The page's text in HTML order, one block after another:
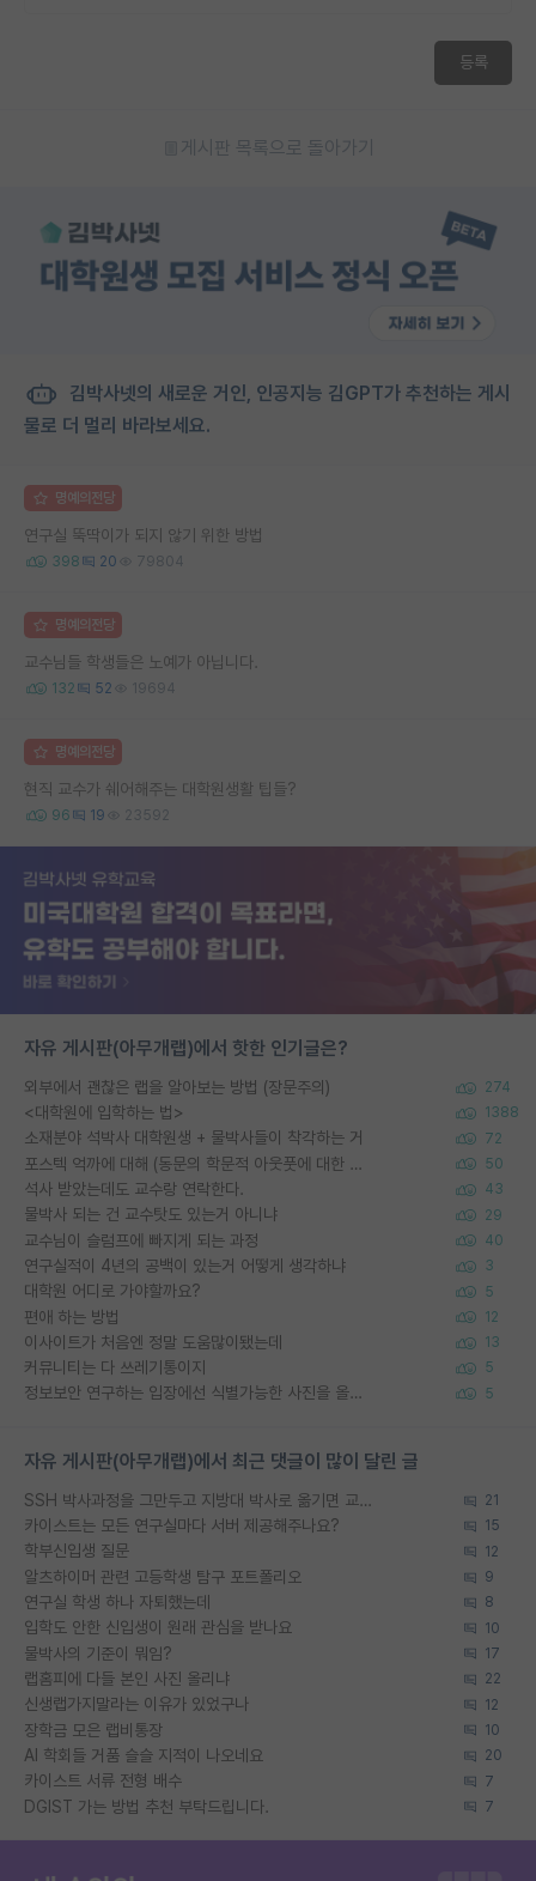
등록
게시판 목록으로 돌아가기
김박사넷의 새로운 거인, 인공지능 김GPT가 추천하는 게시
물로 더 멀리 바라보세요.
명예의전당
연구실 뚝딱이가 되지 않기 위한 방법
398 20 79804
명예의전당
교수님들 학생들은 노예가 아닙니다.
132 52 19694
명예의전당
현직 교수가 쉐어해주는 대학원생활 팁들?
96 19 23592
자유 게시판(아무개랩)에서 핫한 인기글은?
외부에서 괜찮은 랩을 알아보는 방법 (장문주의) 274
<대학원에 입학하는 법> 1388
소재분야 석박사 대학원생 + 물박사들이 착각하는 거 72
포스텍 억까에 대해 (동문의 학문적 아웃풋에 대한 반박) 50
석사 받았는데도 교수랑 연락한다. 43
물박사 되는 건 교수탓도 있는거 아니냐 29
교수님이 슬럼프에 빠지게 되는 과정 40
연구실적이 4년의 공백이 있는거 어떻게 생각하냐 3
대학원 어디로 가야할까요? 5
편애 하는 방법 12
이사이트가 처음엔 정말 도움많이됐는데 13
커뮤니티는 다 쓰레기통이지 5
정보보안 연구하는 입장에선 식별가능한 사진을 올리는건 비추이긴함 5
자유 게시판(아무개랩)에서 최근 댓글이 많이 달린 글
SSH 박사과정을 그만두고 지방대 박사로 옮기면 교수의 꿈은 끝일까요? 21
카이스트는 모든 연구실마다 서버 제공해주나요? 15
학부신입생 질문 12
알츠하이머 관련 고등학생 탐구 포트폴리오 9
연구실 학생 하나 자퇴했는데 8
입학도 안한 신입생이 원래 관심을 받나요 10
물박사의 기준이 뭐임? 17
랩홈피에 다들 본인 사진 올리냐 22
신생랩가지말라는 이유가 있었구나 12
장학금 모은 랩비통장 10
AI 학회들 거품 슬슬 지적이 나오네요 20
카이스트 서류 전형 배수 7
DGIST 가는 방법 추천 부탁드립니다. 7